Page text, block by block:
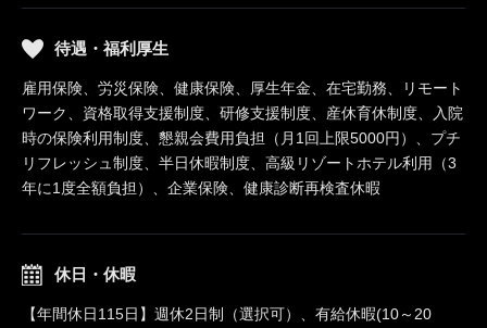
待遇・福利厚生
雇用保険、労災保険、健康保険、厚生年金、在宅勤務、リモート
ワーク、資格取得支援制度、研修支援制度、産休育休制度、入院
時の保険利用制度、懇親会費用負担（月1回上限5000円）、プチ
リフレッシュ制度、半日休暇制度、高級リゾートホテル利用（3
年に1度全額負担）、企業保険、健康診断再検査休暇
休日・休暇
【年間休日115日】週休2日制（選択可）、有給休暇(10～20